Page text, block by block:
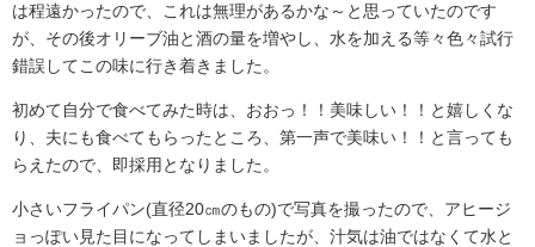
は程遠かったので、これは無理があるかな～と思っていたのです
が、その後オリーブ油と酒の量を増やし、水を加える等々色々試行
錯誤してこの味に行き着きました。
初めて自分で食べてみた時は、おおっ！！美味しい！！と嬉しくな
り、夫にも食べてもらったところ、第一声で美味い！！と言っても
らえたので、即採用となりました。
小さいフライパン(直径20㎝のもの)で写真を撮ったので、アヒージ
ョっぽい見た目になってしまいましたが、汁気は油ではなくて水と